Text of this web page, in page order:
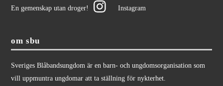
En gemenskap utan droger! Instagram
om sbu
Sveriges Blåbandsungdom är en barn- och ungdomsorganisation som
vill uppmuntra ungdomar att ta ställning för nykterhet.